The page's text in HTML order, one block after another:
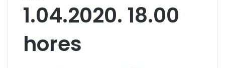
1.04.2020. 18.00
hores